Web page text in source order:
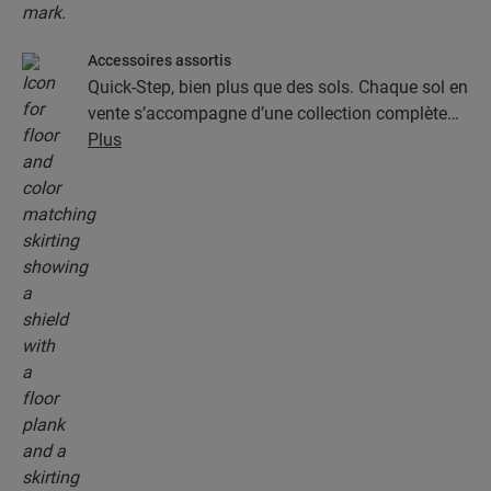
Accessoires assortis
Quick-Step, bien plus que des sols. Chaque sol en
vente s’accompagne d’une collection complète
d’accessoires, parmi lesquels des sous-couches,
Plus